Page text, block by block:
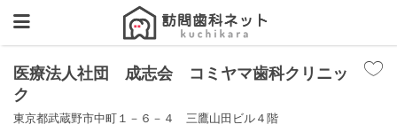
医療法人社団 成志会 コミヤマ歯科クリニッ
ク
東京都武蔵野市中町１－６－４ 三鷹山田ビル４階